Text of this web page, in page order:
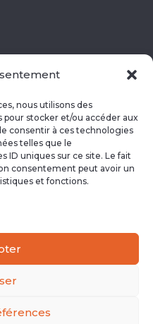
nous utilisons des
stocker et/ou accéder aux
consentir à ces technologies
telles que le
ID uniques sur ce site. Le fait
consentement peut avoir un
et fonctions.
Mentions légales